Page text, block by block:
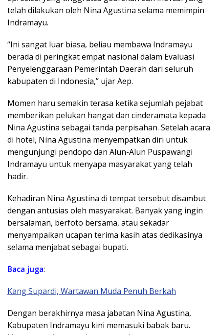
telah dilakukan oleh Nina Agustina selama memimpin
Indramayu.
“Ini sangat luar biasa, beliau membawa Indramayu
berada di peringkat empat nasional dalam Evaluasi
Penyelenggaraan Pemerintah Daerah dari seluruh
kabupaten di Indonesia,” ujar Aep.
Momen haru semakin terasa ketika sejumlah pejabat
memberikan pelukan hangat dan cinderamata kepada
Nina Agustina sebagai tanda perpisahan. Setelah acara
di hotel, Nina Agustina menyempatkan diri untuk
mengunjungi pendopo dan Alun-Alun Puspawangi
Indramayu untuk menyapa masyarakat yang telah
hadir.
Kehadiran Nina Agustina di tempat tersebut disambut
dengan antusias oleh masyarakat. Banyak yang ingin
bersalaman, berfoto bersama, atau sekadar
menyampaikan ucapan terima kasih atas dedikasinya
selama menjabat sebagai bupati.
Baca juga:
Kang Supardi, Wartawan Muda Penuh Berkah
Dengan berakhirnya masa jabatan Nina Agustina,
Kabupaten Indramayu kini memasuki babak baru.